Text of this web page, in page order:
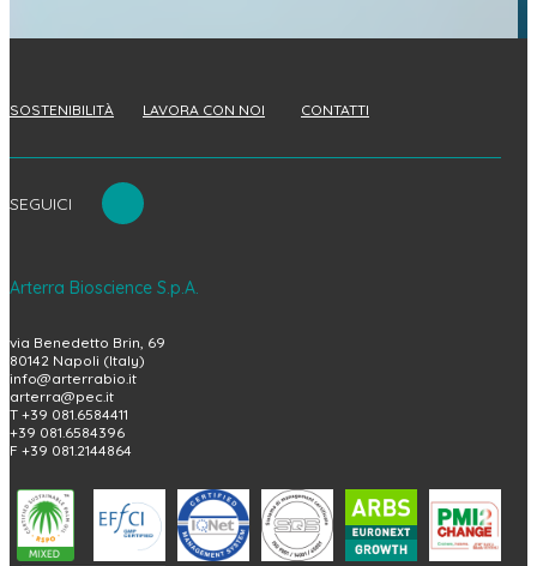
SOSTENIBILITÀ LAVORA CON NOI CONTATTI
SEGUICI
Arterra Bioscience S.p.A.
via Benedetto Brin, 69
80142 Napoli (Italy)
info@arterrabio.it
arterra@pec.it
T +39 081.6584411
+39 081.6584396
F +39 081.2144864